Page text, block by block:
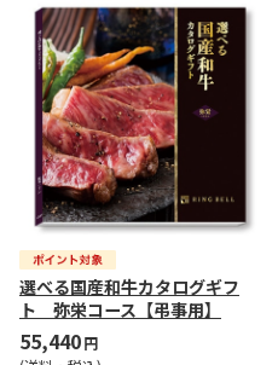
選べる国産和牛カタログギフ
ト 弥栄コース【弔事用】
55,440円